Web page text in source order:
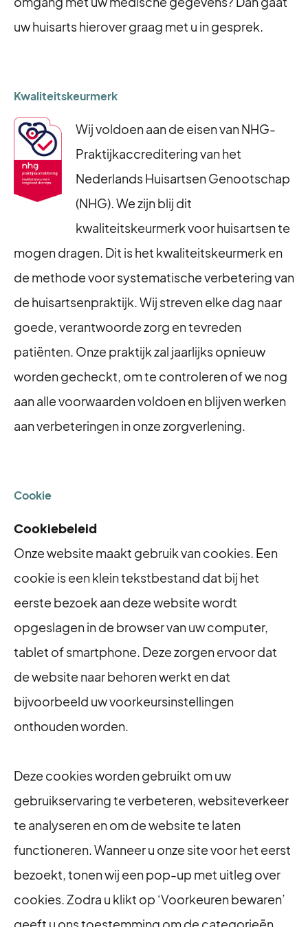
uw huisarts hierover graag met u in gesprek.
Kwaliteitskeurmerk
Wij voldoen aan de eisen van NHG-
Praktijkaccreditering van het
Nederlands Huisartsen Genootschap
(NHG). We zijn blij dit
kwaliteitskeurmerk voor huisartsen te
mogen dragen. Dit is het kwaliteitskeurmerk en
de methode voor systematische verbetering van
de huisartsenpraktijk. Wij streven elke dag naar
goede, verantwoorde zorg en tevreden
patiënten. Onze praktijk zal jaarlijks opnieuw
worden gecheckt, om te controleren of we nog
aan alle voorwaarden voldoen en blijven werken
aan verbeteringen in onze zorgverlening.
Cookie
Cookiebeleid
Onze website maakt gebruik van cookies. Een
cookie is een klein tekstbestand dat bij het
eerste bezoek aan deze website wordt
opgeslagen in de browser van uw computer,
tablet of smartphone. Deze zorgen ervoor dat
de website naar behoren werkt en dat
bijvoorbeeld uw voorkeursinstellingen
onthouden worden.
Deze cookies worden gebruikt om uw
gebruikservaring te verbeteren, websiteverkeer
te analyseren en om de website te laten
functioneren. Wanneer u onze site voor het eerst
bezoekt, tonen wij een pop-up met uitleg over
cookies. Zodra u klikt op ‘Voorkeuren bewaren’